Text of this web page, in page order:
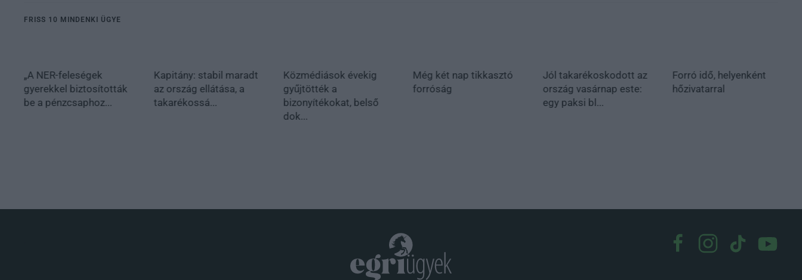
FRISS 10 MINDENKI ÜGYE
„A NER-feleségek
gyerekkel biztosították
be a pénzcsaphoz...
Kapitány: stabil maradt
az ország ellátása, a
takarékossá...
Közmédiások évekig
gyűjtötték a
bizonyítékokat, belső
dok...
Még két nap tikkasztó
forróság
Jól takarékoskodott az
ország vasárnap este:
egy paksi bl...
Forró idő, helyenként
hőzivatarral